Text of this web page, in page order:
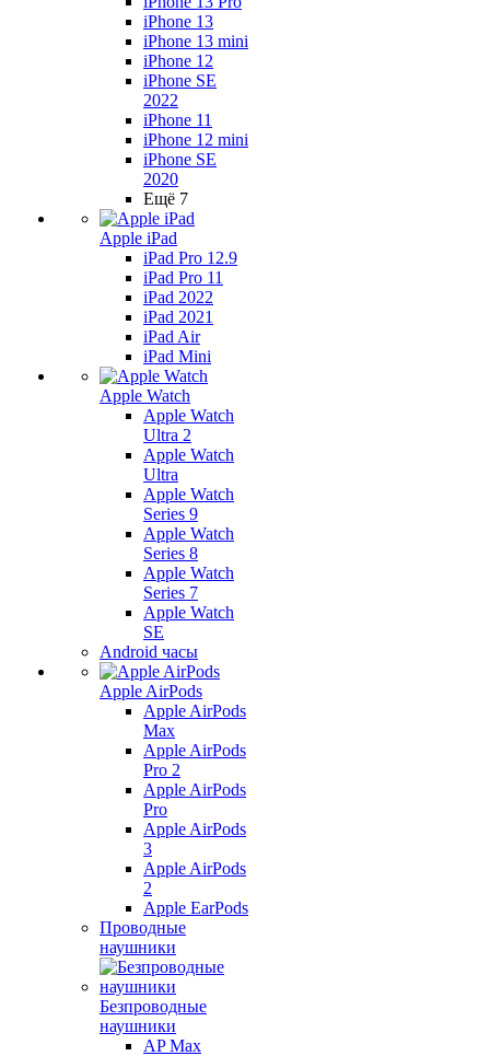
iPhone 13
iPhone 13 mini
iPhone 12
iPhone SE
2022
iPhone 11
iPhone 12 mini
iPhone SE
2020
Ещё 7
Apple iPad
iPad Pro 12.9
iPad Pro 11
iPad 2022
iPad 2021
iPad Air
iPad Mini
Apple Watch
Apple Watch
Ultra 2
Apple Watch
Ultra
Apple Watch
Series 9
Apple Watch
Series 8
Apple Watch
Series 7
Apple Watch
SE
Android часы
Apple AirPods
Apple AirPods
Max
Apple AirPods
Pro 2
Apple AirPods
Pro
Apple AirPods
3
Apple AirPods
2
Apple EarPods
Проводные
наушники
Безпроводные
наушники
AP Max